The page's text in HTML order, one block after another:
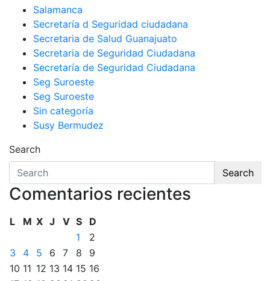
Salamanca
Secretaría d Seguridad ciudadana
Secretaria de Salud Guanajuato
Secretaria de Seguridad Ciudadana
Secretaría de Seguridad Ciudadana
Seg Suroeste
Seg Suroeste
Sin categoría
Susy Bermudez
Search
Search
Comentarios recientes
L M X J V S
D
1
2
3
4 5 6 7 8
9
10 11 12 13 14 15 16